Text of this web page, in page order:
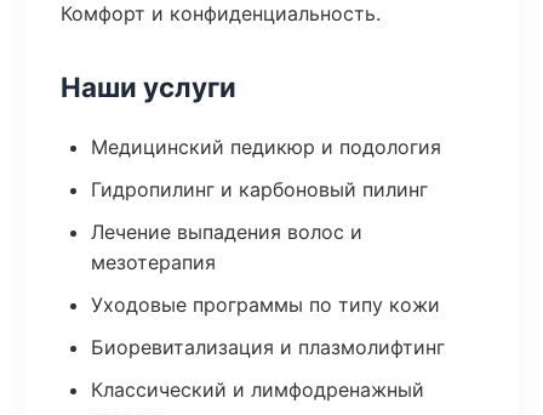
Комфорт и конфиденциальность.
Наши услуги
Медицинский педикюр и подология
Гидропилинг и карбоновый пилинг
Лечение выпадения волос и
мезотерапия
Уходовые программы по типу кожи
Биоревитализация и плазмолифтинг
Классический и лимфодренажный